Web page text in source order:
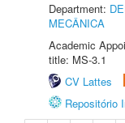
Department:
MECÂNICA
Academic
title: MS-3.1
CV Lattes
Repositório